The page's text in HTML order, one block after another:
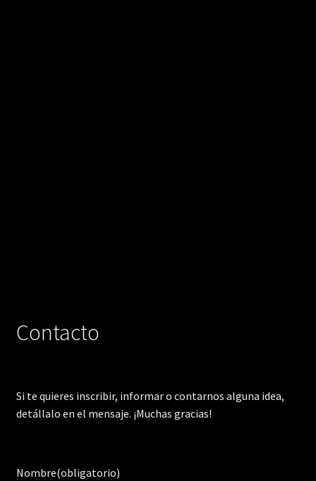
Contacto
Si te quieres inscribir, informar o contarnos alguna idea,
detállalo en el mensaje. ¡Muchas gracias!
Nombre(obligatorio)